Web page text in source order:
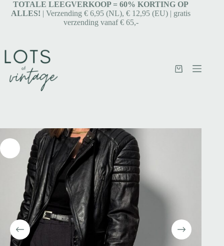
TOTALE LEEGVERKOOP = 60% KORTING OP
ALLES! | Verzending € 6,95 (NL), € 12,95 (EU) | gratis
verzending vanaf € 65,-